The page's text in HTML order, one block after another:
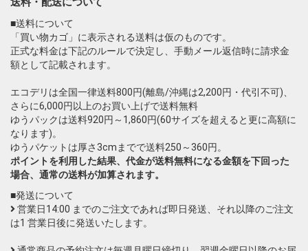
■送料について
「買い物カゴ」に表示される送料は仮のものです。
正式な料金は下記のルールで決定し、手動メール返信時に請求金
額として記載されます。
エコデリは全国一律送料800円(離島/沖縄は2,200円・代引不可)、
さらに6,000円以上のお買い上げで送料無料
ゆうパックは送料920円～1,860円(60サイズを超えると更に高額に
なります)。
ゆうパケットは厚さ3cmまでで送料250～360円。
ポイントを利用した結果、代金が送料無料になる金額を下回った
場合、通常の送料が加算されます。
■発送について
営業日14:00 までのご注文であれば即日発送、それ以降のご注文
は1 営業日後に発送いたします。